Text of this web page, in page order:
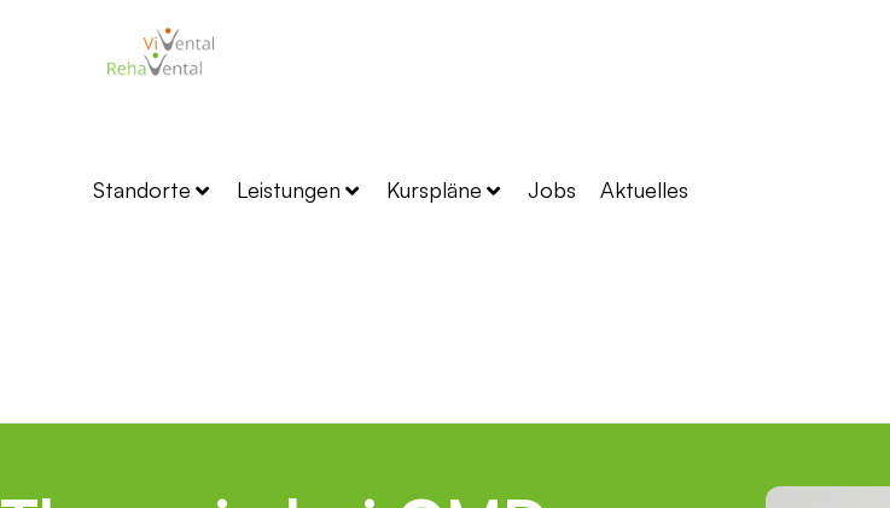
Standorte Leistungen Kurspläne Jobs Aktuelles